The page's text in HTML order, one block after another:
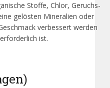
Stoffe, Chlor, Geruchs-
gelösten Mineralien oder
verbessert werden
ist.